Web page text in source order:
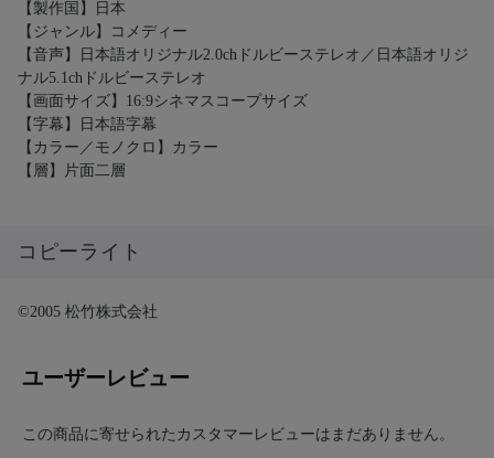
【製作国】日本
【ジャンル】コメディー
【音声】日本語オリジナル2.0chドルビーステレオ／日本語オリジ
ナル5.1chドルビーステレオ
【画面サイズ】16:9シネマスコープサイズ
【字幕】日本語字幕
【カラー／モノクロ】カラー
【層】片面二層
コピーライト
©2005 松竹株式会社
ユーザーレビュー
この商品に寄せられたカスタマーレビューはまだありません。